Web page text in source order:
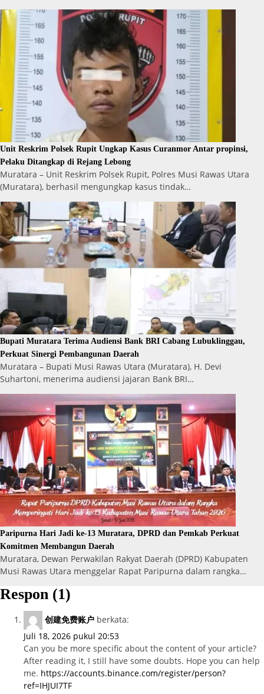
Unit Reskrim Polsek Rupit Ungkap Kasus Curanmor Antar propinsi,
Pelaku Ditangkap di Rejang Lebong
Muratara – Unit Reskrim Polsek Rupit, Polres Musi Rawas Utara
(Muratara), berhasil mengungkap kasus tindak…
Bupati Muratara Terima Audiensi Bank BRI Cabang Lubuklinggau,
Perkuat Sinergi Pembangunan Daerah
Muratara – Bupati Musi Rawas Utara (Muratara), H. Devi
Suhartoni, menerima audiensi jajaran Bank BRI…
Paripurna Hari Jadi ke-13 Muratara, DPRD dan Pemkab Perkuat
Komitmen Membangun Daerah
Muratara, Dewan Perwakilan Rakyat Daerah (DPRD) Kabupaten
Musi Rawas Utara menggelar Rapat Paripurna dalam rangka…
Respon (1)
创建免费账户 berkata:
Juli 18, 2026 pukul 20:53
Can you be more specific about the content of your article?
After reading it, I still have some doubts. Hope you can help
me. https://accounts.binance.com/register/person?
ref=IHJUI7TF